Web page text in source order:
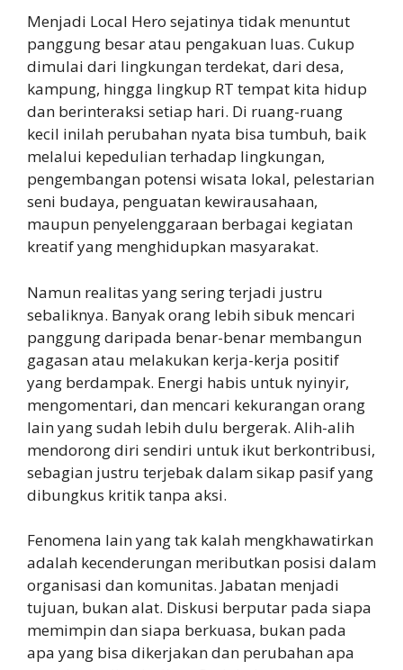
Menjadi Local Hero sejatinya tidak menuntut
panggung besar atau pengakuan luas. Cukup
dimulai dari lingkungan terdekat, dari desa,
kampung, hingga lingkup RT tempat kita hidup
dan berinteraksi setiap hari. Di ruang-ruang
kecil inilah perubahan nyata bisa tumbuh, baik
melalui kepedulian terhadap lingkungan,
pengembangan potensi wisata lokal, pelestarian
seni budaya, penguatan kewirausahaan,
maupun penyelenggaraan berbagai kegiatan
kreatif yang menghidupkan masyarakat.
Namun realitas yang sering terjadi justru
sebaliknya. Banyak orang lebih sibuk mencari
panggung daripada benar-benar membangun
gagasan atau melakukan kerja-kerja positif
yang berdampak. Energi habis untuk nyinyir,
mengomentari, dan mencari kekurangan orang
lain yang sudah lebih dulu bergerak. Alih-alih
mendorong diri sendiri untuk ikut berkontribusi,
sebagian justru terjebak dalam sikap pasif yang
dibungkus kritik tanpa aksi.
Fenomena lain yang tak kalah mengkhawatirkan
adalah kecenderungan meributkan posisi dalam
organisasi dan komunitas. Jabatan menjadi
tujuan, bukan alat. Diskusi berputar pada siapa
memimpin dan siapa berkuasa, bukan pada
apa yang bisa dikerjakan dan perubahan apa